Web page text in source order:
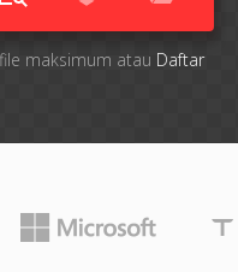
maksimum atau Daftar